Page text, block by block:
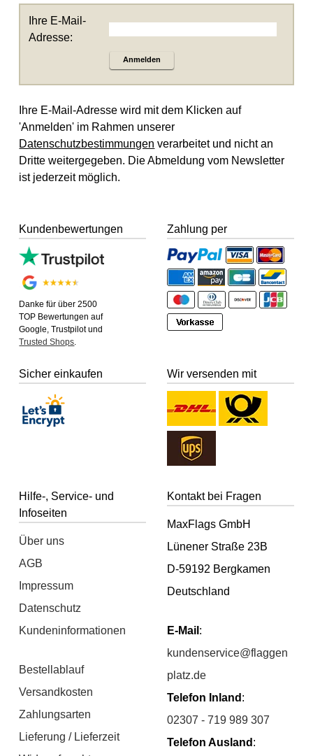
Ihre E-Mail-
Adresse:
Anmelden
Ihre E-Mail-Adresse wird mit dem Klicken auf
'Anmelden' im Rahmen unserer
Datenschutzbestimmungen verarbeitet und nicht an
Dritte weitergegeben. Die Abmeldung vom Newsletter
ist jederzeit möglich.
Kundenbewertungen
Danke für über 2500
TOP Bewertungen auf
Google, Trustpilot und
Trusted Shops.
Zahlung per
Sicher einkaufen Wir versenden mit
Hilfe-, Service- und
Infoseiten
Über uns
AGB
Impressum
Datenschutz
Kundeninformationen
Bestellablauf
Versandkosten
Zahlungsarten
Lieferung / Lieferzeit
Kontakt bei Fragen
MaxFlags GmbH
Lünener Straße 23B
D-59192 Bergkamen
Deutschland
E-Mail :
kundenservice@flaggen
platz.de
Telefon Inland :
02307 - 719 989 307
Telefon Ausland :